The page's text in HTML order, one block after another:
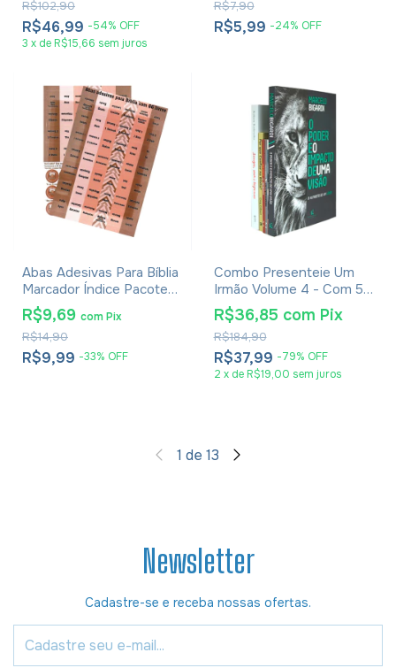
R$46,99 -54% OFF
R$102,90
3 x de R$15,66 sem juros
R$5,99 -24% OFF
R$7,90
Abas Adesivas Para Bíblia
Marcador Índice Pacote
Com 2
R$9,99 -33% OFF
R$14,90
R$9,69 comPix
Combo Presenteie Um
Irmão Volume 4 - Com 5
Livros
R$37,99 -79% OFF
R$184,90
R$36,85 com Pix
2 x de R$19,00 sem juros
1 de 13
Newsletter
Cadastre-se e receba nossas ofertas.